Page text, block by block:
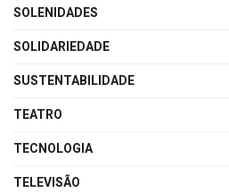
SOLENIDADES
SOLIDARIEDADE
SUSTENTABILIDADE
TEATRO
TECNOLOGIA
TELEVISÃO